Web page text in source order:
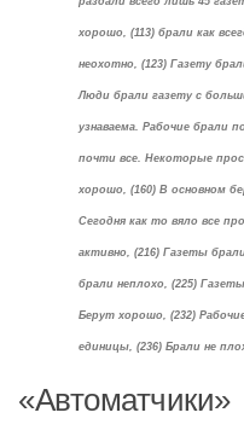
хорошо, (113) брали как
неохотно, (123) Газету
Люди брали газету с
узнаваема. Рабочие брали
почти все. Некоторые
хорошо, (160) В основном
Сегодня как то вяло все
активно, (216) Газеты
брали неплохо, (225)
Берут хорошо, (232)
единицы, (236) Брали не
«Автоматчики»